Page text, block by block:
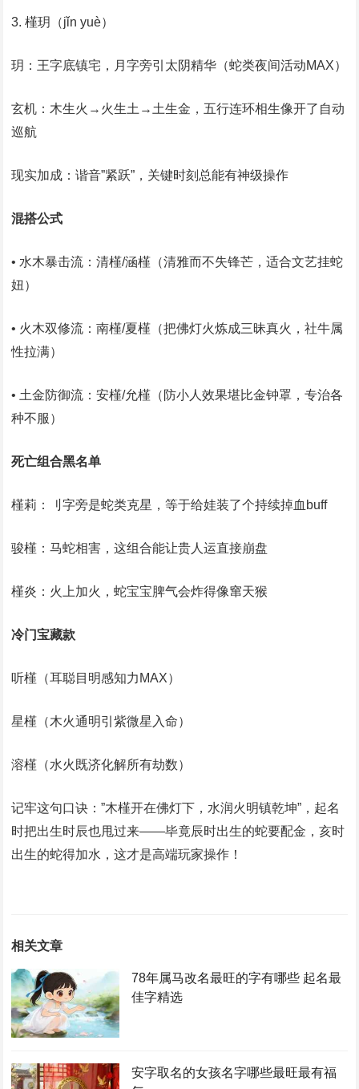
‌3. 槿玥（jǐn yuè）‌
‌玥‌：王字底镇宅，月字旁引太阴精华（蛇类夜间活动MAX）
‌玄机‌：木生火→火生土→土生金，五行连环相生像开了自动
巡航
‌现实加成‌：谐音”紧跃”，关键时刻总能有神级操作
混搭公式
‌• 水木暴击流‌：清槿/涵槿（清雅而不失锋芒，适合文艺挂蛇
妞）
‌• 火木双修流‌：南槿/夏槿（把佛灯火炼成三昧真火，社牛属
性拉满）
‌• 土金防御流‌：安槿/允槿（防小人效果堪比金钟罩，专治各
种不服）
死亡组合黑名单
‌槿莉‌：刂字旁是蛇类克星，等于给娃装了个持续掉血buff
‌骏槿‌：马蛇相害，这组合能让贵人运直接崩盘
‌槿炎‌：火上加火，蛇宝宝脾气会炸得像窜天猴
冷门宝藏款
‌听槿‌（耳聪目明感知力MAX）
‌星槿‌（木火通明引紫微星入命）
‌溶槿‌（水火既济化解所有劫数）
记牢这句口诀：‌”木槿开在佛灯下，水润火明镇乾坤”‌，起名
时把出生时辰也甩过来——毕竟辰时出生的蛇要配金，亥时
出生的蛇得加水，这才是高端玩家操作！
相关文章
78年属马改名最旺的字有哪些 起名最
佳字精选
安字取名的女孩名字哪些最旺最有福